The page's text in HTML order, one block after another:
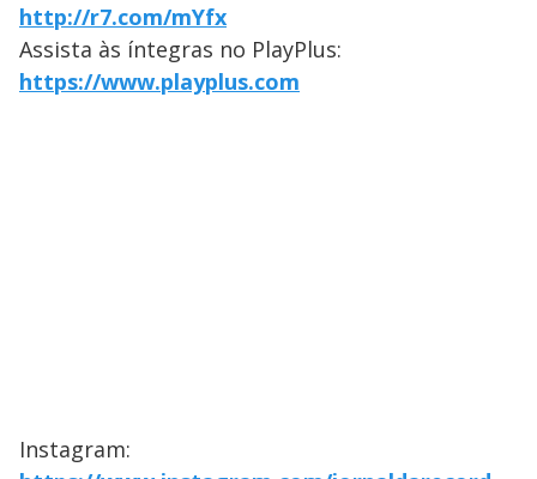
http://r7.com/mYfx
Assista às íntegras no PlayPlus:
https://www.playplus.com
Instagram: